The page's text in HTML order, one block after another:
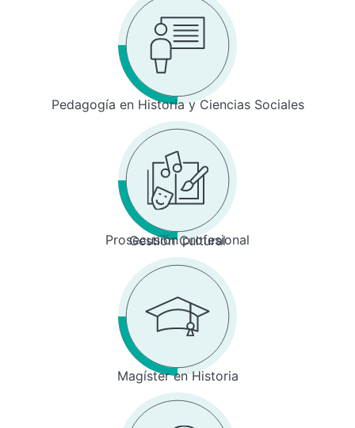
Pedagogía en Historia y Ciencias Sociales
Prosecusión profesional
Gestión Cultural
Magíster en Historia